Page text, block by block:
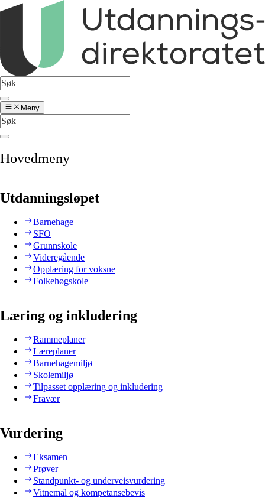
Meny
Hovedmeny
Utdanningsløpet
Barnehage
SFO
Grunnskole
Videregående
Opplæring for voksne
Folkehøgskole
Læring og inkludering
Rammeplaner
Læreplaner
Barnehagemiljø
Skolemiljø
Tilpasset opplæring og inkludering
Fravær
Vurdering
Eksamen
Prøver
Standpunkt- og underveisvurdering
Vitnemål og kompetansebevis